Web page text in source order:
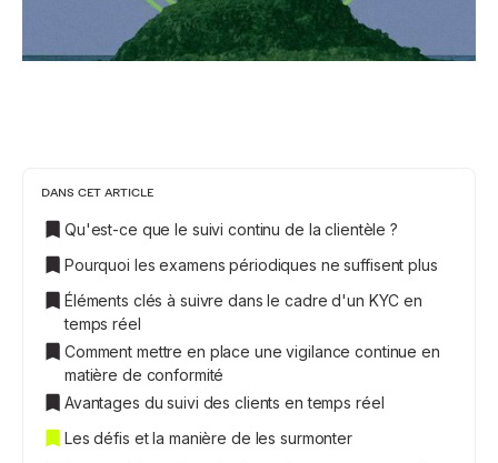
DANS CET ARTICLE
Qu'est-ce que le suivi continu de la clientèle ?
Pourquoi les examens périodiques ne suffisent plus
Éléments clés à suivre dans le cadre d'un KYC en
temps réel
Comment mettre en place une vigilance continue en
matière de conformité
Avantages du suivi des clients en temps réel
Les défis et la manière de les surmonter